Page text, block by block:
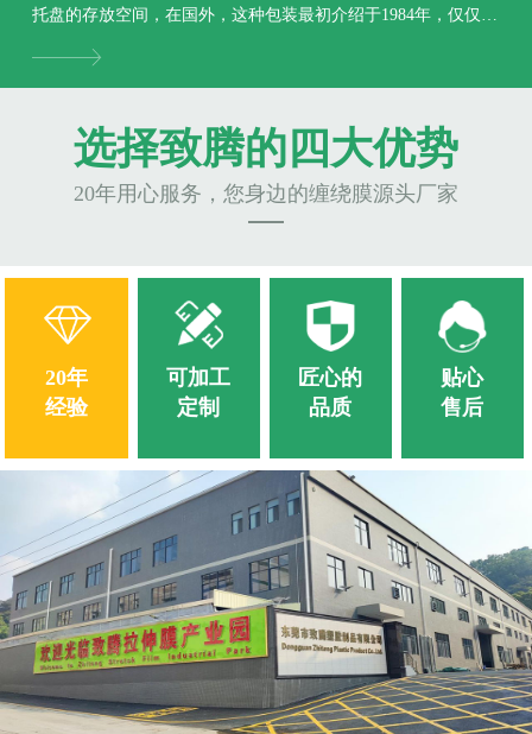
托盘的存放空间，在国外，这种包装最初介绍于1984年，仅仅一
选择致腾的四大优势
20年用心服务，您身边的缠绕膜源头厂家
20年
经验
可加工
定制
匠心的
品质
贴心
售后